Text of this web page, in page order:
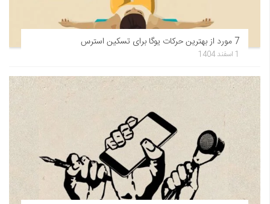
7 مورد از بهترین حرکات یوگا برای تسکین استرس
1 اسفند 1404